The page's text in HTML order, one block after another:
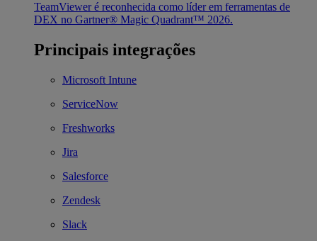
TeamViewer é reconhecida como líder em ferramentas de
DEX no Gartner® Magic Quadrant™ 2026.
Principais integrações
Microsoft Intune
ServiceNow
Freshworks
Jira
Salesforce
Zendesk
Slack